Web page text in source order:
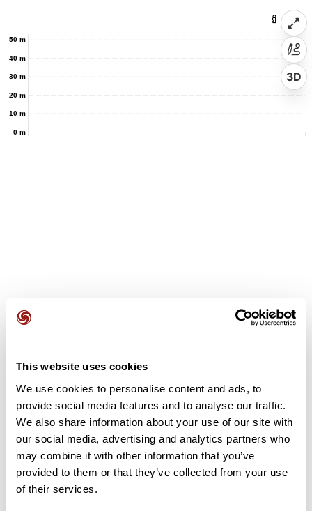
This website uses cookies
We use cookies to personalise content and ads, to
provide social media features and to analyse our traffic.
We also share information about your use of our site with
our social media, advertising and analytics partners who
may combine it with other information that you’ve
provided to them or that they’ve collected from your use
of their services.
0 m
10 m
20 m
30 m
40 m
50 m
3D
Soyez le premier à ajouter un avis !
Ajouter un avis